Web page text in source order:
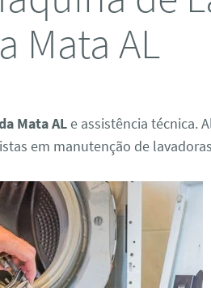
Mata AL
Mata ALe assistência técnica.
em manutenção de